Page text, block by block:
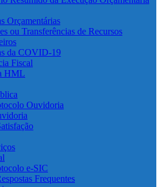
Orçamentárias
ou Transferências de Recursos
da COVID-19
Fiscal
HML
Ouvidoria
e-SIC
Frequentes